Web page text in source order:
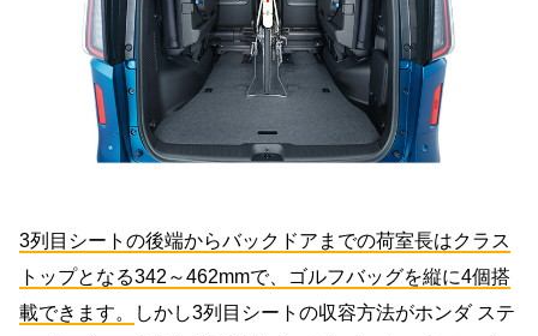
3列目シートの後端からバックドアまでの荷室長はクラス
トップとなる342～462mmで、ゴルフバッグを縦に4個搭
載できます。
しかし3列目シートの収容方法がホンダ ステ